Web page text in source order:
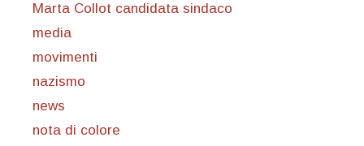
Marta Collot candidata sindaco
media
movimenti
nazismo
news
nota di colore